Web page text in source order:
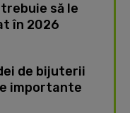
să le
în 2026
de bijuterii
importante